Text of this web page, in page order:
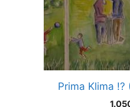
Prima Klima